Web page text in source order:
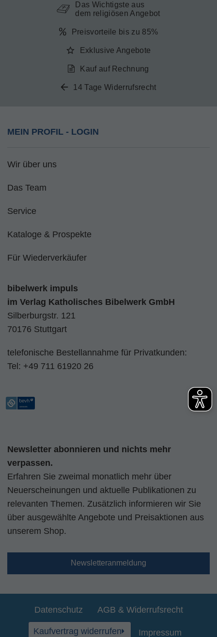
Das Wichtigste aus
dem religiösen Angebot
Preisvorteile bis zu 85%
Exklusive Angebote
Kauf auf Rechnung
14 Tage Widerrufsrecht
MEIN PROFIL - LOGIN
Wir über uns
Das Team
Service
Kataloge & Prospekte
Für Wiederverkäufer
bibelwerk impuls
im Verlag Katholisches Bibelwerk GmbH
Silberburgstr. 121
70176 Stuttgart
telefonische Bestellannahme für Privatkunden:
Tel: +49 711 61920 26
Newsletter abonnieren und nichts mehr
verpassen.
Erfahren Sie zweimal monatlich mehr über
Neuerscheinungen und aktuelle Publikationen zu
relevanten Themen. Zusätzlich informieren wir Sie
über ausgewählte Angebote und Preisaktionen aus
unserem Shop.
Newsletteranmeldung
Datenschutz AGB & Widerrufsrecht
Kaufvertrag widerrufen Impressum